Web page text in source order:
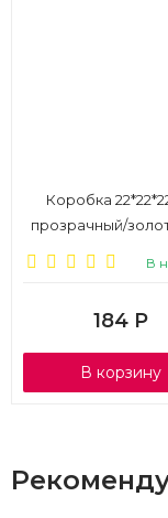
Коробка
прозрачный/
В
184 Р
В корзину